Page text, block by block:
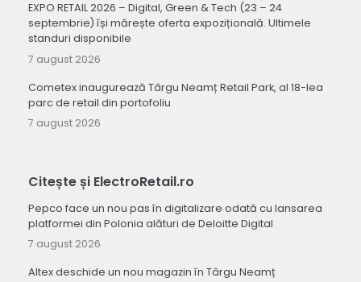
EXPO RETAIL 2026 – Digital, Green & Tech (23 – 24
septembrie) își mărește oferta expozițională. Ultimele
standuri disponibile
7 august 2026
Cometex inaugurează Târgu Neamț Retail Park, al 18-lea
parc de retail din portofoliu
7 august 2026
Citește și ElectroRetail.ro
Pepco face un nou pas în digitalizare odată cu lansarea
platformei din Polonia alături de Deloitte Digital
7 august 2026
Altex deschide un nou magazin în Târgu Neamț